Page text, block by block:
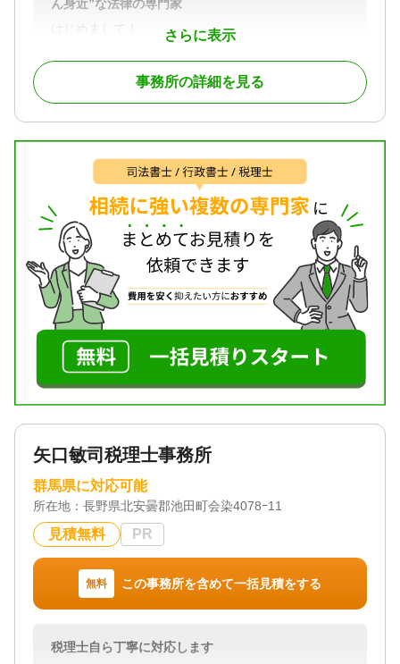
さらに表示
ん身近”な法律の専門家
はじめまして！
ひがしら行政書士事務所の代表で特定行政書士の東
良義文です。
当事務所は、⾧野県安曇野市の静かな住宅街の中に
あり、お客様がご自宅で寛ぐような感覚で打合せが
できますので、お気軽にお立ち寄りいただければと
ただきたく、成年後見・相続関係など、終活に関す
る業務を主としており、以下の三点をモットーとし
ています。
一、お客様のお話を傾聴し、その想いを正確に受け
止めること
一、わかりやすい言葉で、お客様が理解・納得でき
るような打合せを心がけること
一、自分がプロとしての自覚を持ち、今までの経験
にとらわれず、常に最新の情報を採りいれ、お客様
への最善をつくすこと
お客様が抱えている様々な悩み、ご相談に対し、実
情に合った方法をご提案し、皆様の相続等の手続き
をサポートしていきます。
対応地域
無料対面相談は長野県中信・南信区域対応、電話・
す。
遺言書 / 遺産分割 / 相続財産調査 / 相続登記 / 成年後
見 / 家族信託 / 相続手続き / 銀行手続き / 戸籍収集 /
対応体制
事務所の詳細を見る
矢口敏司税理士事務所
群馬県に対応可能
所在地： 長野県北安曇郡池田町会染4078ｰ11
見積無料 PR
無料 この事務所を含めて一括見積をする
税理士自ら丁寧に対応します